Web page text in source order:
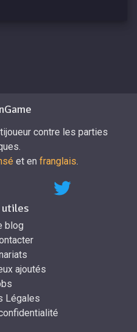
contre les parties
et en franglais.
utiles
blog
ajoutés
Légales